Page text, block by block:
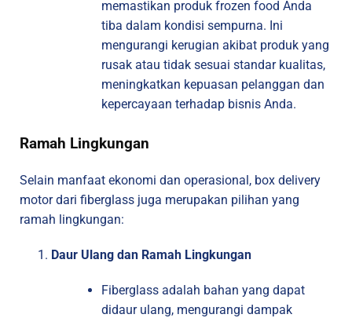
memastikan produk frozen food Anda
tiba dalam kondisi sempurna. Ini
mengurangi kerugian akibat produk yang
rusak atau tidak sesuai standar kualitas,
meningkatkan kepuasan pelanggan dan
kepercayaan terhadap bisnis Anda.
Ramah Lingkungan
Selain manfaat ekonomi dan operasional, box delivery
motor dari fiberglass juga merupakan pilihan yang
ramah lingkungan:
Daur Ulang dan Ramah Lingkungan
Fiberglass adalah bahan yang dapat
didaur ulang, mengurangi dampak